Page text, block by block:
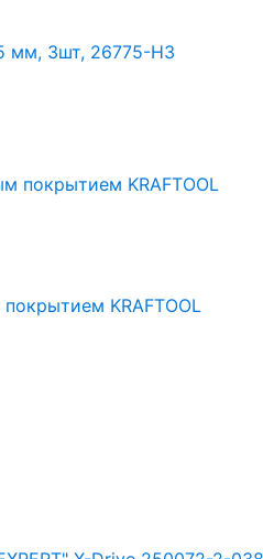
KRAFTOOL